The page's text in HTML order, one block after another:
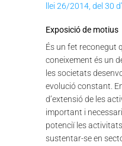
llei 26/2014, del 30
Exposició de motius
És un fet reconegut
coneixement és un
les societats
evolució constant.
d’extensió de les
important i
potenciï les
sustentar-se en